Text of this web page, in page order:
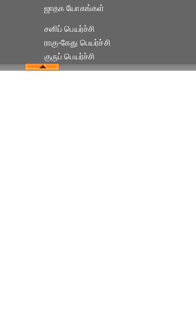
ஜாதக யோகங்கள்
சனிப் பெயர்ச்சி
ராகு-கேது பெயர்ச்சி
குருப் பெயர்ச்சி